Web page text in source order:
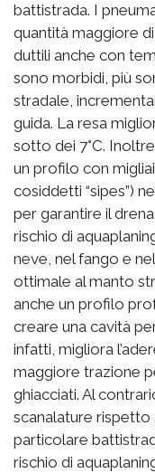
battistrada. I
quantità maggiore
duttili anche con
sono morbidi, più
stradale,
guida. La resa
sotto dei 7°C.
un profilo con
cosiddetti “sipes”)
per garantire il
rischio di
neve, nel fango e
ottimale al manto
anche un profilo
creare una cavità
infatti, migliora
maggiore trazione
ghiacciati. Al
scanalature rispetto
particolare
rischio di